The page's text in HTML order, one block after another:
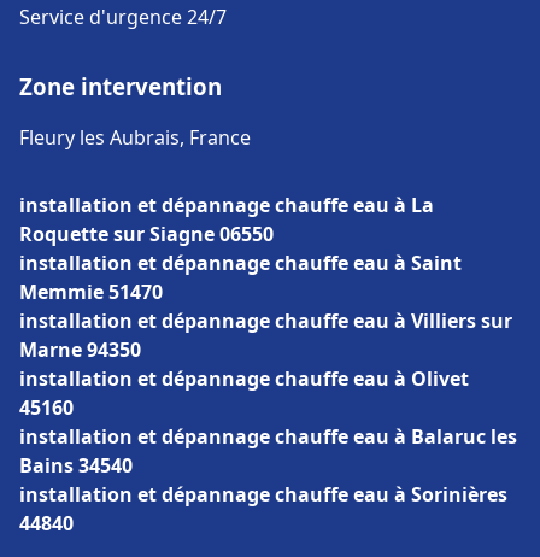
Service d'urgence 24/7
Zone intervention
Fleury les Aubrais, France
installation et dépannage chauffe eau à La
Roquette sur Siagne 06550
installation et dépannage chauffe eau à Saint
Memmie 51470
installation et dépannage chauffe eau à Villiers sur
Marne 94350
installation et dépannage chauffe eau à Olivet
45160
installation et dépannage chauffe eau à Balaruc les
Bains 34540
installation et dépannage chauffe eau à Sorinières
44840